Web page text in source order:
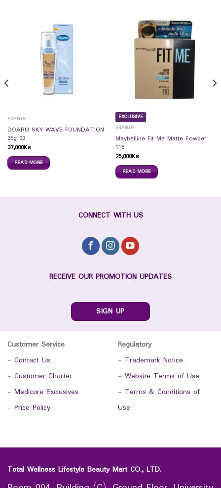
BRANDS
DOARU SKY WAVE FOUNDATION
35g 03
37,000Ks
READ MORE
EXCLUSIVE
BRANDS
Maybelline Fit Me Matte Powder
118
25,000Ks
READ MORE
CONNECT WITH US
RECEIVE OUR PROMOTION UPDATES
SIGN UP
Customer Service
- Contact Us
- Customer Charter
- Medicare Exclusives
- Price Policy
Regulatory
- Trademark Notice
- Website Terms of Use
- Terms & Conditions of
Use
Total Wellness Lifestyle Beauty Mart CO., LTD.